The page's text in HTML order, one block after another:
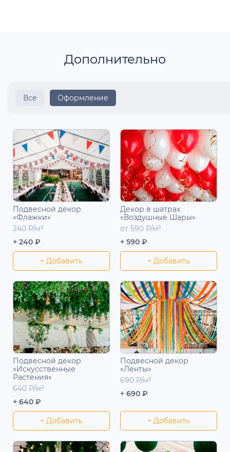
Дополнительно
Все Оформление
Подвесной декор
«Флажки»
240 Р/м²
+ 240 ₽
+ Добавить
Декор в шатрах
«Воздушные Шары»
от 590 Р/м²
+ 590 ₽
+ Добавить
Подвесной декор
«Искусственные
Растения»
640 Р/м²
+ 640 ₽
+ Добавить
Подвесной декор
«Ленты»
690 Р/м²
+ 690 ₽
+ Добавить